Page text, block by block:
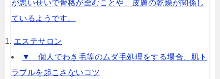
が悪いせいで骨格が歪むことや、皮膚の乾燥が関係し
ているようです。
エステサロン
▼ 個人でわき毛等のムダ毛処理をする場合、肌ト
ラブルを起こさないコツ